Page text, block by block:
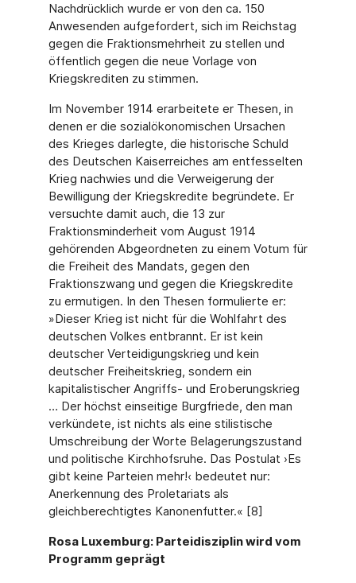
Nachdrücklich wurde er von den ca. 150
Anwesenden aufgefordert, sich im Reichstag
gegen die Fraktionsmehrheit zu stellen und
öffentlich gegen die neue Vorlage von
Kriegskrediten zu stimmen.
Im November 1914 erarbeitete er Thesen, in
denen er die sozialökonomischen Ursachen
des Krieges darlegte, die historische Schuld
des Deutschen Kaiserreiches am entfesselten
Krieg nachwies und die Verweigerung der
Bewilligung der Kriegskredite begründete. Er
versuchte damit auch, die 13 zur
Fraktionsminderheit vom August 1914
gehörenden Abgeordneten zu einem Votum für
die Freiheit des Mandats, gegen den
Fraktionszwang und gegen die Kriegskredite
zu ermutigen. In den Thesen formulierte er:
»Dieser Krieg ist nicht für die Wohlfahrt des
deutschen Volkes entbrannt. Er ist kein
deutscher Verteidigungskrieg und kein
deutscher Freiheitskrieg, sondern ein
kapitalistischer Angriffs- und Eroberungskrieg
… Der höchst einseitige Burgfriede, den man
verkündete, ist nichts als eine stilistische
Umschreibung der Worte Belagerungszustand
und politische Kirchhofsruhe. Das Postulat ›Es
gibt keine Parteien mehr!‹ bedeutet nur:
Anerkennung des Proletariats als
gleichberechtigtes Kanonenfutter.« [8]
Rosa Luxemburg: Parteidisziplin wird vom
Programm geprägt